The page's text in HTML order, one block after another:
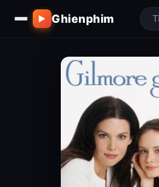
▶ Ghienphim